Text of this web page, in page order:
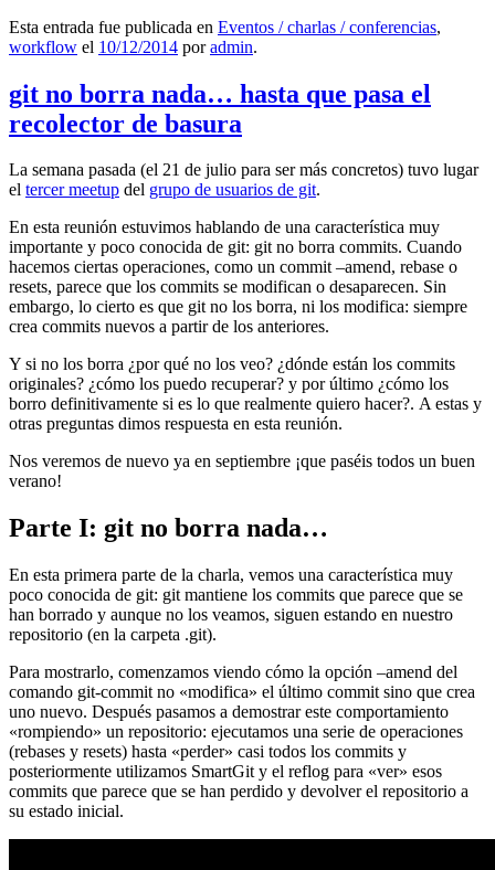
Esta entrada fue publicada en Eventos / charlas / conferencias,
workflow el 10/12/2014 poradmin.
git no borra nada… hasta que pasa el
recolector de basura
La semana pasada (el 21 de julio para ser más concretos) tuvo lugar
el tercer meetup del grupo de usuarios de git.
En esta reunión estuvimos hablando de una característica muy
importante y poco conocida de git: git no borra commits. Cuando
hacemos ciertas operaciones, como un commit –amend, rebase o
resets, parece que los commits se modifican o desaparecen. Sin
embargo, lo cierto es que git no los borra, ni los modifica: siempre
crea commits nuevos a partir de los anteriores.
Y si no los borra ¿por qué no los veo? ¿dónde están los commits
originales? ¿cómo los puedo recuperar? y por último ¿cómo los
borro definitivamente si es lo que realmente quiero hacer?. A estas y
otras preguntas dimos respuesta en esta reunión.
Nos veremos de nuevo ya en septiembre ¡que paséis todos un buen
verano!
Parte I: git no borra nada…
En esta primera parte de la charla, vemos una característica muy
poco conocida de git: git mantiene los commits que parece que se
han borrado y aunque no los veamos, siguen estando en nuestro
repositorio (en la carpeta .git).
Para mostrarlo, comenzamos viendo cómo la opción –amend del
comando git-commit no «modifica» el último commit sino que crea
uno nuevo. Después pasamos a demostrar este comportamiento
«rompiendo» un repositorio: ejecutamos una serie de operaciones
(rebases y resets) hasta «perder» casi todos los commits y
posteriormente utilizamos SmartGit y el reflog para «ver» esos
commits que parece que se han perdido y devolver el repositorio a
su estado inicial.